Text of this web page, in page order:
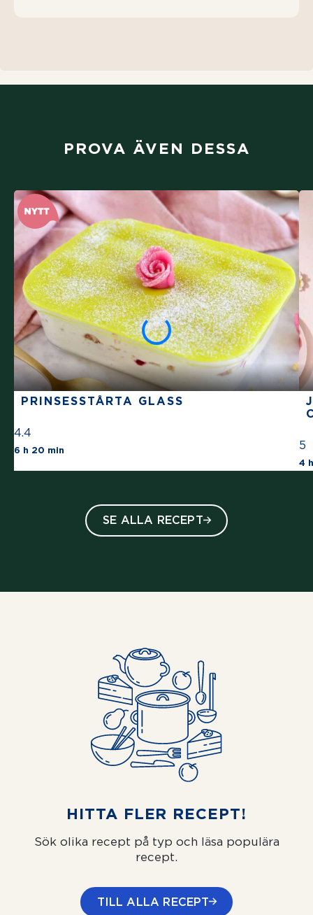
PROVA ÄVEN DESSA
PRINSESSTÅRTA GLASS
4.4
6 h 20 min The average star rating for this recipe is 4
5
4
SE ALLA RECEPT
HITTA FLER RECEPT!
Sök olika recept på typ och läsa populära
recept.
TILL ALLA RECEPT